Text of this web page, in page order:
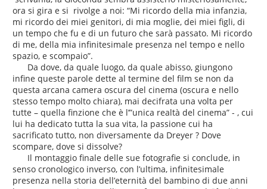
ora si gira e si rivolge a noi: “Mi ricordo della mia infanzia,
mi ricordo dei miei genitori, di mia moglie, dei miei figli, di
un tempo che fu e di un futuro che sarà passato. Mi ricordo
di me, della mia infinitesimale presenza nel tempo e nello
spazio, e scompaio”.
Da dove, da quale luogo, da quale abisso, giungono
infine queste parole dette al termine del film se non da
questa arcana camera oscura del cinema (oscura e nello
stesso tempo molto chiara), mai decifrata una volta per
tutte – quella finzione che è l’”unica realtà del cinema” - , cui
lui ha dedicato tutta la sua vita, la passione cui ha
sacrificato tutto, non diversamente da Dreyer ? Dove
scompare, dove si dissolve?
Il montaggio finale delle sue fotografie si conclude, in
senso cronologico inverso, con l’ultima, infinitesimale
presenza nella storia dell’eternità del bambino di due anni